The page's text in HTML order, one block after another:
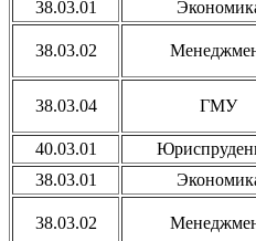
38.03.01
38.03.02
38.03.04 ГМУ
40.03.01
38.03.01
38.03.02